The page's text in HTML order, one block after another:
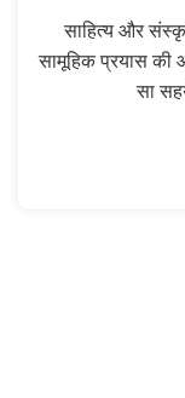
साहित्य और
सामूहिक प्रयास की
सा